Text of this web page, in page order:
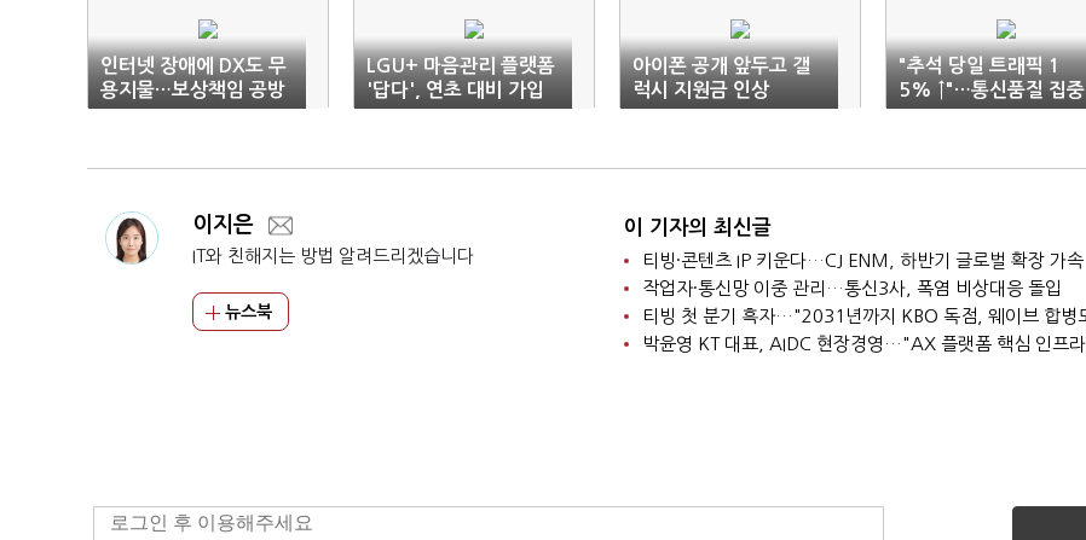
인터넷 장애에 DX도 무
용지물…보상책임 공방
예고
LGU+ 마음관리 플랫폼
'답다', 연초 대비 가입
자 2배
아이폰 공개 앞두고 갤
럭시 지원금 인상
"추석 당일 트래픽 1
5% ↑"…통신품질 집중
관리
이지은
IT와 친해지는 방법 알려드리겠습니다
뉴스북
이 기자의 최신글
티빙·콘텐츠 IP 키운다…CJ ENM, 하반기 글로벌 확장 가속
작업자·통신망 이중 관리…통신3사, 폭염 비상대응 돌입